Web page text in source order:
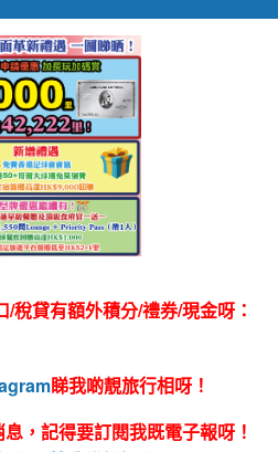
稅貸有額外積分/禮券/現金呀：
睇我啲靚旅行相呀！
，記得要訂閱我既電子報呀！